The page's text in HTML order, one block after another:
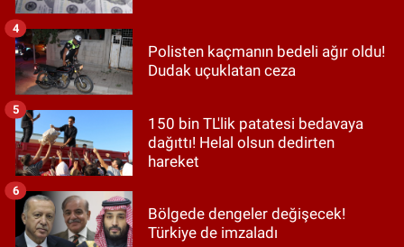
Polisten kaçmanın bedeli ağır oldu!
Dudak uçuklatan ceza
4
150 bin TL'lik patatesi bedavaya
dağıttı! Helal olsun dedirten
hareket
5
Bölgede dengeler değişecek!
Türkiye de imzaladı
6